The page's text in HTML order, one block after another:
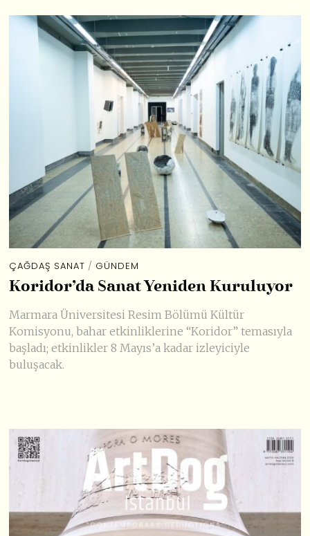
ÇAĞDAŞ SANAT / GÜNDEM
Koridor’da Sanat Yeniden Kuruluyor
Marmara Üniversitesi Resim Bölümü Kültür
Komisyonu, bahar etkinliklerine “Koridor” temasıyla
başladı; etkinlikler 8 Mayıs’a kadar izleyiciyle
buluşacak.